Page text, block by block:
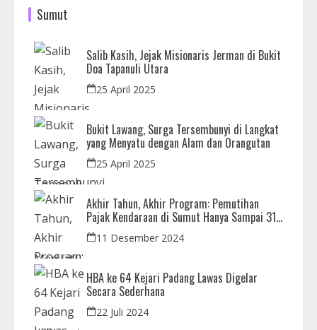
Sumut
Salib Kasih, Jejak Misionaris Jerman di Bukit
Doa Tapanuli Utara
25 April 2025
Bukit Lawang, Surga Tersembunyi di Langkat
yang Menyatu dengan Alam dan Orangutan
25 April 2025
Akhir Tahun, Akhir Program: Pemutihan
Pajak Kendaraan di Sumut Hanya Sampai 31
Desember
11 Desember 2024
HBA ke 64 Kejari Padang Lawas Digelar
Secara Sederhana
22 Juli 2024